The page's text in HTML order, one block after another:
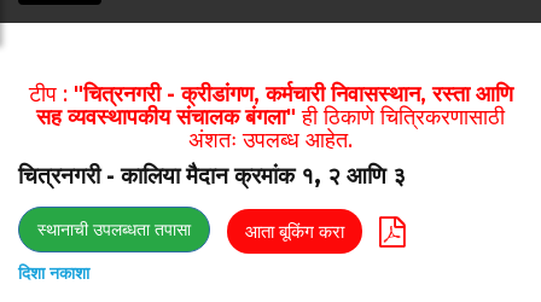
टीप : "चित्रनगरी - क्रीडांगण, कर्मचारी निवासस्थान, रस्ता आणि
सह व्यवस्थापकीय संचालक बंगला" ही ठिकाणे चित्रिकरणासाठी
अंशतः उपलब्ध आहेत.
चित्रनगरी - कालिया मैदान क्रमांक १, २ आणि ३
स्थानाची उपलब्धता तपासा आता बूकिंग करा
दिशा नकाशा